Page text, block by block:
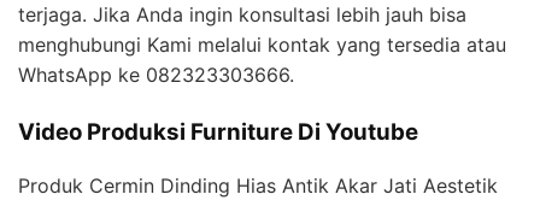
terjaga. Jika Anda ingin konsultasi lebih jauh bisa
menghubungi Kami melalui kontak yang tersedia atau
WhatsApp ke 082323303666.
Video Produksi Furniture Di Youtube
Produk Cermin Dinding Hias Antik Akar Jati Aestetik